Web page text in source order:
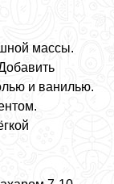
массы.
и ванилью.